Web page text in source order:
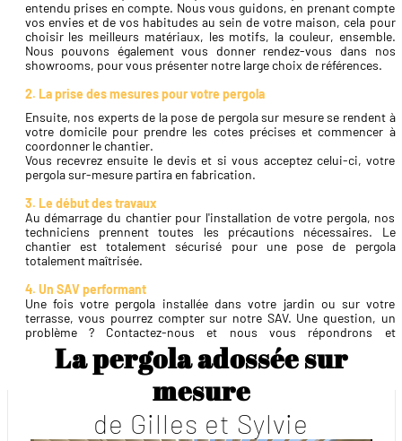
entendu prises en compte. Nous vous guidons, en prenant compte
vos envies et de vos habitudes au sein de votre maison, cela pour
choisir les meilleurs matériaux, les motifs, la couleur, ensemble.
Nous pouvons également vous donner rendez-vous dans nos
showrooms, pour vous présenter notre large choix de références.
2. La prise des mesures pour votre pergola
Ensuite, nos experts de la pose de pergola sur mesure se rendent à
votre domicile pour prendre les cotes précises et commencer à
coordonner le chantier.
Vous recevrez ensuite le devis et si vous acceptez celui-ci, votre
pergola sur-mesure partira en fabrication. ​
3. Le début des travaux
Au démarrage du chantier pour l'installation de votre pergola, nos
techniciens prennent toutes les précautions nécessaires. Le
chantier est totalement sécurisé pour une pose de pergola
totalement maîtrisée.
4. Un SAV performant ​​
Une fois votre pergola installée dans votre jardin ou sur votre
terrasse, vous pourrez compter sur notre SAV. Une question, un
problème ? Contactez-nous et nous vous répondrons et
interviendrons rapidement au besoin !
La pergola adossée sur
mesure
de Gilles et Sylvie